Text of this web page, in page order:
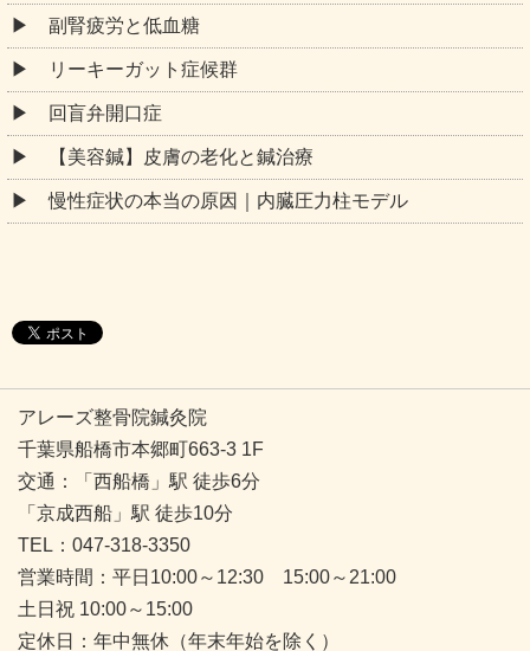
副腎疲労と低血糖
リーキーガット症候群
回盲弁開口症
【美容鍼】皮膚の老化と鍼治療
慢性症状の本当の原因｜内臓圧力柱モデル
アレーズ整骨院鍼灸院
千葉県船橋市本郷町663-3 1F
交通：「西船橋」駅 徒歩6分
「京成西船」駅 徒歩10分
TEL：047-318-3350
営業時間：平日10:00～12:30 15:00～21:00
土日祝 10:00～15:00
定休日：年中無休（年末年始を除く）